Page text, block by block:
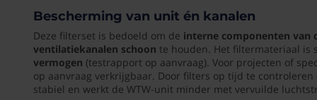
filters
Op
zoek
naar
F7
WTW-
Merk
Itho
Bescherming van unit én kanalen
Deze filterset is bedoeld om de interne componenten van
ventilatiekanalen schoon te houden. Het filtermateriaal is
vermogen (testrapport op aanvraag). Voor projecten of
op aanvraag verkrijgbaar. Door filters op tijd te
stabiel en werkt de WTW-unit minder met vervuilde